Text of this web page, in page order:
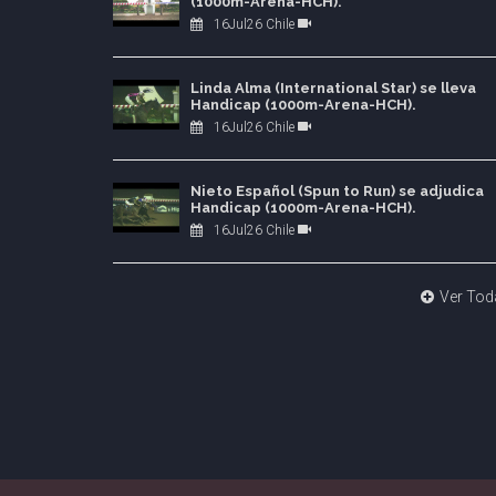
16Jul26 Chile
Linda Alma (International Star) se lleva
Handicap (1000m-Arena-HCH).
16Jul26 Chile
Nieto Español (Spun to Run) se adjudica
Handicap (1000m-Arena-HCH).
16Jul26 Chile
Ver